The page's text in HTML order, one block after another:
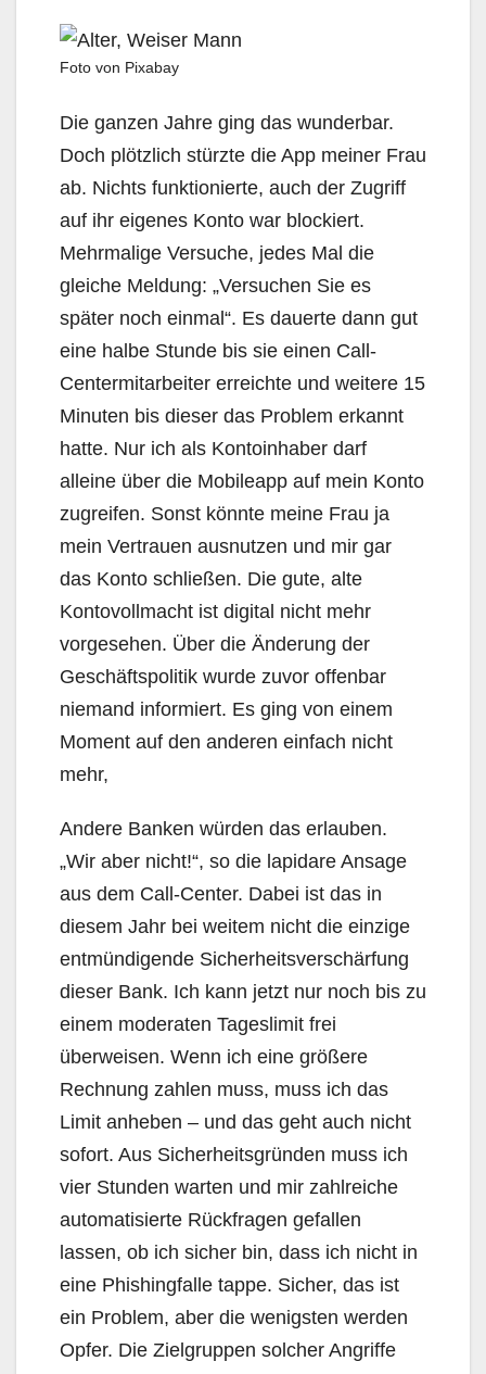
Foto von Pixabay
Die ganzen Jahre ging das wunderbar.
Doch plötzlich stürzte die App meiner Frau
ab. Nichts funktionierte, auch der Zugriff
auf ihr eigenes Konto war blockiert.
Mehrmalige Versuche, jedes Mal die
gleiche Meldung: „Versuchen Sie es
später noch einmal“. Es dauerte dann gut
eine halbe Stunde bis sie einen Call-
Centermitarbeiter erreichte und weitere 15
Minuten bis dieser das Problem erkannt
hatte. Nur ich als Kontoinhaber darf
alleine über die Mobileapp auf mein Konto
zugreifen. Sonst könnte meine Frau ja
mein Vertrauen ausnutzen und mir gar
das Konto schließen. Die gute, alte
Kontovollmacht ist digital nicht mehr
vorgesehen. Über die Änderung der
Geschäftspolitik wurde zuvor offenbar
niemand informiert. Es ging von einem
Moment auf den anderen einfach nicht
mehr,
Andere Banken würden das erlauben.
„Wir aber nicht!“, so die lapidare Ansage
aus dem Call-Center. Dabei ist das in
diesem Jahr bei weitem nicht die einzige
entmündigende Sicherheitsverschärfung
dieser Bank. Ich kann jetzt nur noch bis zu
einem moderaten Tageslimit frei
überweisen. Wenn ich eine größere
Rechnung zahlen muss, muss ich das
Limit anheben – und das geht auch nicht
sofort. Aus Sicherheitsgründen muss ich
vier Stunden warten und mir zahlreiche
automatisierte Rückfragen gefallen
lassen, ob ich sicher bin, dass ich nicht in
eine Phishingfalle tappe. Sicher, das ist
ein Problem, aber die wenigsten werden
Opfer. Die Zielgruppen solcher Angriffe